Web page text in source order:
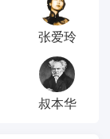
张爱玲
叔本华